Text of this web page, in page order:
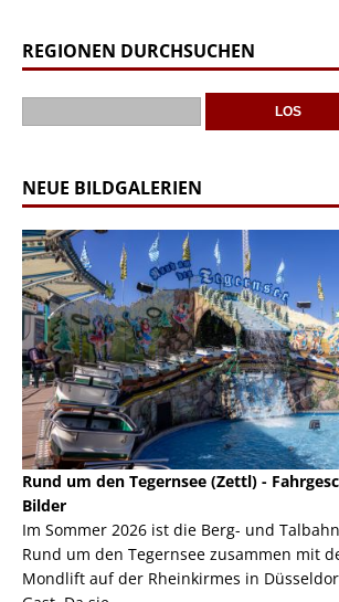
REGIONEN DURCHSUCHEN
NEUE BILDGALERIEN
Rund um den Tegernsee (Zettl) -
Bilder
Im Sommer 2026 ist die Berg- und Talbahn
Rund um den Tegernsee zusammen mit
Mondlift auf der Rheinkirmes in